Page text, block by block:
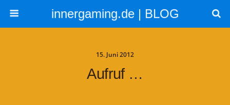
innergaming.de | BLOG
15. Juni 2012
Aufruf …